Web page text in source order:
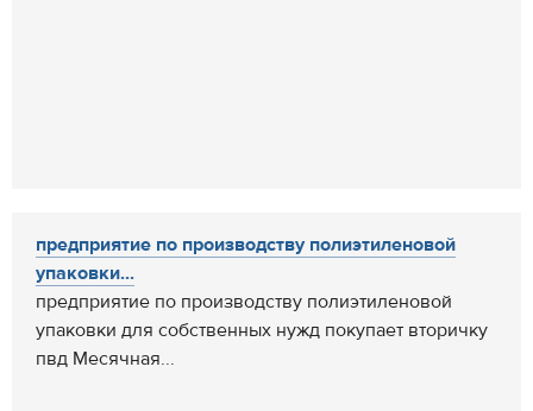
предприятие по производству полиэтиленовой
упаковки...
предприятие по производству полиэтиленовой
упаковки для собственных нужд покупает вторичку
пвд Месячная...